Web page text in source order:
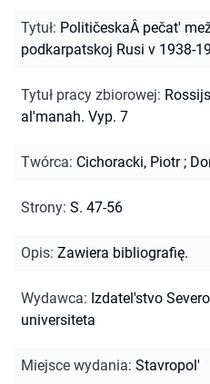
Tytuł: PolitičeskaÂ pečat'
podkarpatskoj Rusi v 1938-
Tytuł pracy zbiorowej:
al'manah. Vyp. 7
Twórca: Cichoracki, Piotr;
Strony: S. 47-56
Opis: Zawiera bibliografię.
Wydawca: Izdatel'stvo
universiteta
Miejsce wydania: Stavropol'